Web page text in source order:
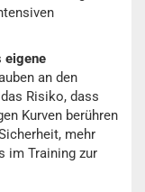
eigene
an den
Risiko, dass
Kurven berühren
mehr
im Training zur